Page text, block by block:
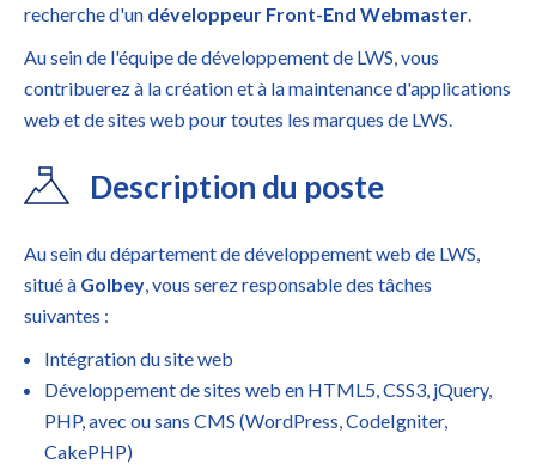
recherche d'un développeur Front-End Webmaster
Au sein de l'équipe de développement de LWS, vous
contribuerez à la création et à la maintenance d'applications
web et de sites web pour toutes les marques de LWS.
Description du poste
Au sein du département de développement web de LWS,
situé à Golbey , vous serez responsable des tâches
suivantes :
Intégration du site web
Développement de sites web en HTML5, CSS3, jQuery,
PHP, avec ou sans CMS (WordPress, CodeIgniter,
CakePHP)